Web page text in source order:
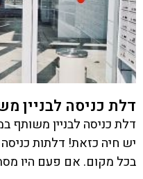
דלת כניסה לבניין
דלת כניסה לבניין משותף
יש חיה כזאת! דלתות כניסה
בכל מקום. אם פעם היו